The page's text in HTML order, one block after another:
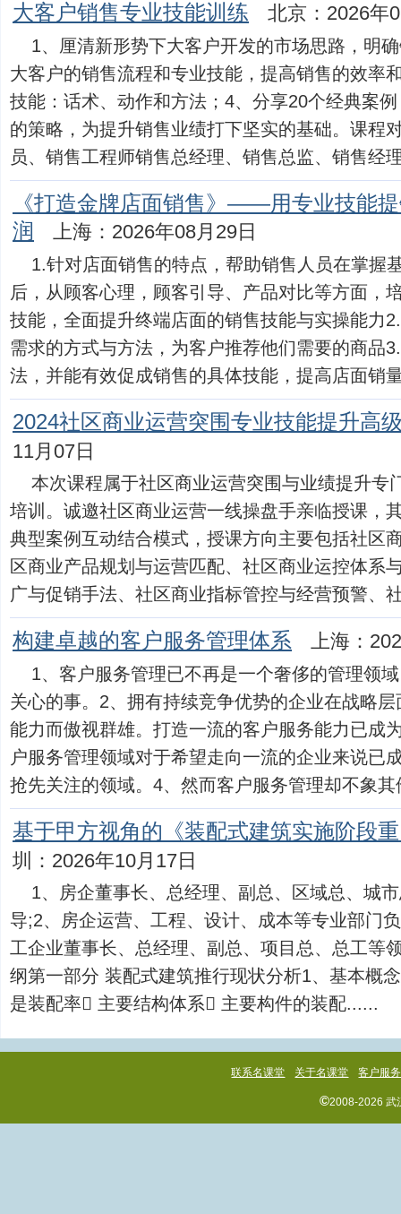
大客户销售专业技能训练 北京：2026年
1、厘清新形势下大客户开发的市场思路，明
大客户的销售流程和专业技能，提高销售的效率
技能：话术、动作和方法；4、分享20个经典案
的策略，为提升销售业绩打下坚实的基础。课程
员、销售工程师销售总经理、销售总监、销售经
《打造金牌店面销售》——用专业技能
润
上海：2026年08月29日
1.针对店面销售的特点，帮助销售人员在掌握
后，从顾客心理，顾客引导、产品对比等方面，
技能，全面提升终端店面的销售技能与实操能力
需求的方式与方法，为客户推荐他们需要的商品
法，并能有效促成销售的具体技能，提高店面销
2024社区商业运营突围专业技能提升高
11月07日
本次课程属于社区商业运营突围与业绩提升专
培训。诚邀社区商业运营一线操盘手亲临授课，
典型案例互动结合模式，授课方向主要包括社区
区商业产品规划与运营匹配、社区商业运控体系
广与促销手法、社区商业指标管控与经营预警、
构建卓越的客户服务管理体系 上海：
1、客户服务管理已不再是一个奢侈的管理领
关心的事。2、拥有持续竞争优势的企业在战略
能力而傲视群雄。打造一流的客户服务能力已成
户服务管理领域对于希望走向一流的企业来说已
抢先关注的领域。4、然而客户服务管理却不象
基于甲方视角的《装配式建筑实施阶段
圳：2026年10月17日
1、房企董事长、总经理、副总、区域总、城
导;2、房企运营、工程、设计、成本等专业部门
工企业董事长、总经理、副总、项目总、总工等
纲第一部分 装配式建筑推行现状分析1、基本概
是装配率 主要结构体系 主要构件的装配......
联系名课堂 关于名课堂 客户服
©2008-2026 武